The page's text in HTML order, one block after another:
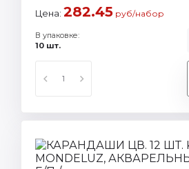
Цена: 282.45 руб/набор
В упаковке:
10 шт.